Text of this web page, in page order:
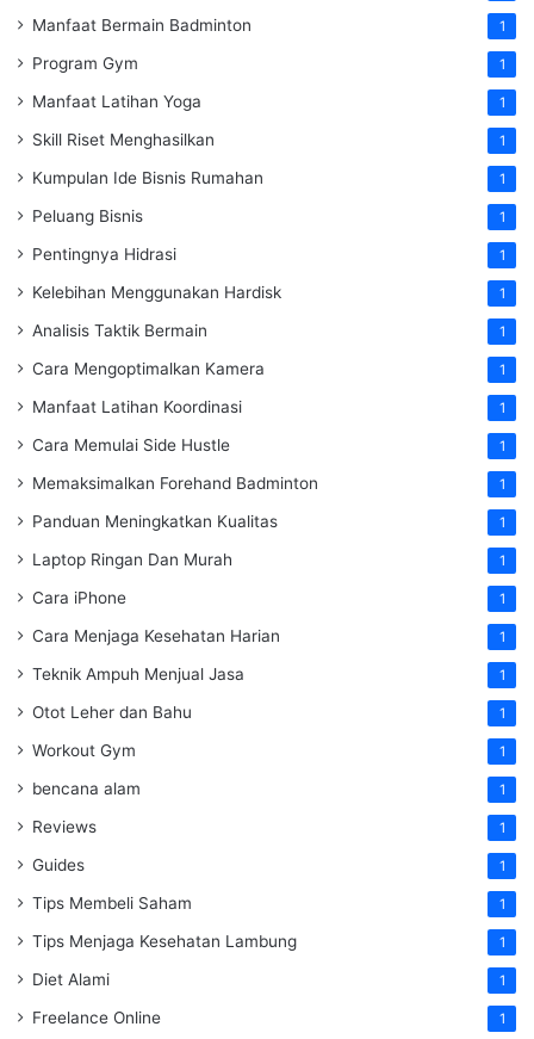
Manfaat Bermain Badminton 1
Program Gym 1
Manfaat Latihan Yoga 1
Skill Riset Menghasilkan 1
Kumpulan Ide Bisnis Rumahan 1
Peluang Bisnis 1
Pentingnya Hidrasi 1
Kelebihan Menggunakan Hardisk 1
Analisis Taktik Bermain 1
Cara Mengoptimalkan Kamera 1
Manfaat Latihan Koordinasi 1
Cara Memulai Side Hustle 1
Memaksimalkan Forehand Badminton 1
Panduan Meningkatkan Kualitas 1
Laptop Ringan Dan Murah 1
Cara iPhone 1
Cara Menjaga Kesehatan Harian 1
Teknik Ampuh Menjual Jasa 1
Otot Leher dan Bahu 1
Workout Gym 1
bencana alam 1
Reviews 1
Guides 1
Tips Membeli Saham 1
Tips Menjaga Kesehatan Lambung 1
Diet Alami 1
Freelance Online 1